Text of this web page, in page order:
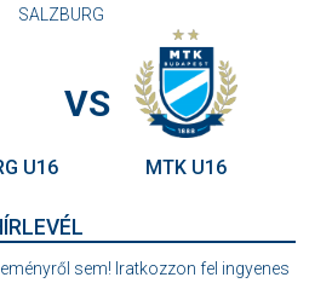
SALZBURG
U16
VS
MTK U16
sem! Iratkozzon fel ingyenes